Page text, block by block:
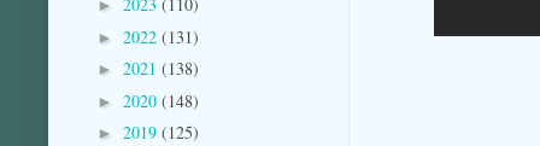
►
► 2022 (131)
► 2021 (138)
► 2020 (148)
► 2019 (125)